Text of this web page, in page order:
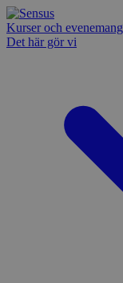
Kurser och evenemang
Det här gör vi